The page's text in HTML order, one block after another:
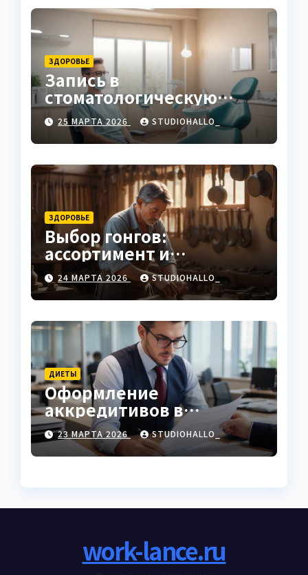
ЗДОРОВЬЕ
Запись в
стоматологическую
клинику
25 МАРТА 2026 STUDIOHALLO_
ЗДОРОВЬЕ
Выбор гонгов:
ассортимент и
характеристики
24 МАРТА 2026 STUDIOHALLO_
ДИЕТЫ
Оформление
аккредитивов в
международной
торговле
23 МАРТА 2026 STUDIOHALLO_
work-lance.ru